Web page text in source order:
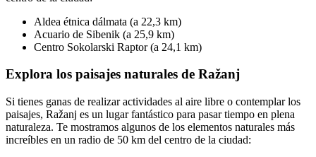
Aldea étnica dálmata (a 22,3 km)
Acuario de Sibenik (a 25,9 km)
Centro Sokolarski Raptor (a 24,1 km)
Explora los paisajes naturales de Ražanj
Si tienes ganas de realizar actividades al aire libre o contemplar los
paisajes, Ražanj es un lugar fantástico para pasar tiempo en plena
naturaleza. Te mostramos algunos de los elementos naturales más
increíbles en un radio de 50 km del centro de la ciudad: